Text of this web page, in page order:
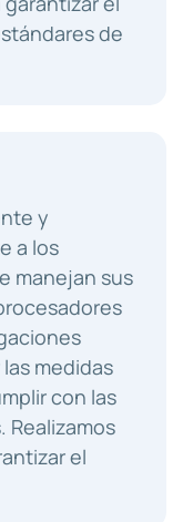
de
y
a los
manejan sus
medidas
con las
el